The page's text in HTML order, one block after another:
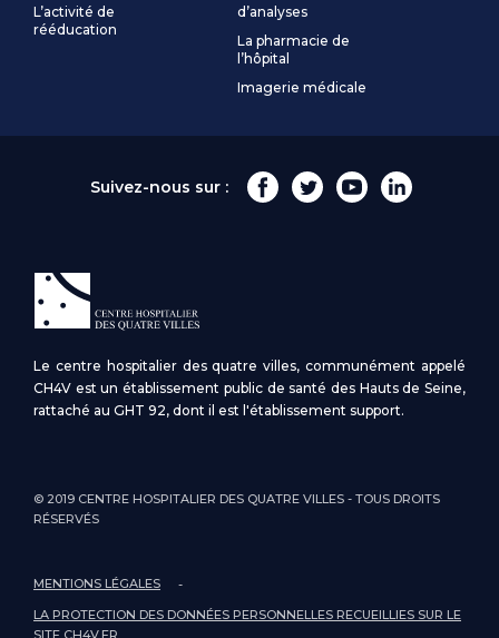
L’activité de
rééducation
d’analyses
La pharmacie de
l’hôpital
Imagerie médicale
Suivez-nous sur :
Le centre hospitalier des quatre villes, communément appelé
CH4V est un établissement public de santé des Hauts de Seine,
rattaché au GHT 92, dont il est l'établissement support.
© 2019 CENTRE HOSPITALIER DES QUATRE VILLES - TOUS DROITS
RÉSERVÉS
MENTIONS LÉGALES
LA PROTECTION DES DONNÉES PERSONNELLES RECUEILLIES SUR LE